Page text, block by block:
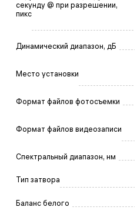
секунду @ при разрешении,
пикс
Динамический диапазон, дБ
Место установки
Формат файлов фотосъемки
Формат файлов видеозаписи
Спектральный диапазон, нм
Тип затвора
Баланс белого